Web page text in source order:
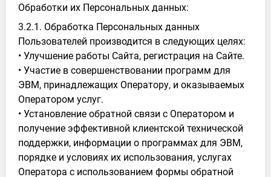
Обработки их Персональных данных:
3.2.1. Обработка Персональных данных
Пользователей производится в следующих целях:
• Улучшение работы Сайта, регистрация на Сайте.
• Участие в совершенствовании программ для
ЭВМ, принадлежащих Оператору, и оказываемых
Оператором услуг.
• Установление обратной связи с Оператором и
получение эффективной клиентской технической
поддержки, информации о программах для ЭВМ,
порядке и условиях их использования, услугах
Оператора с использованием формы обратной